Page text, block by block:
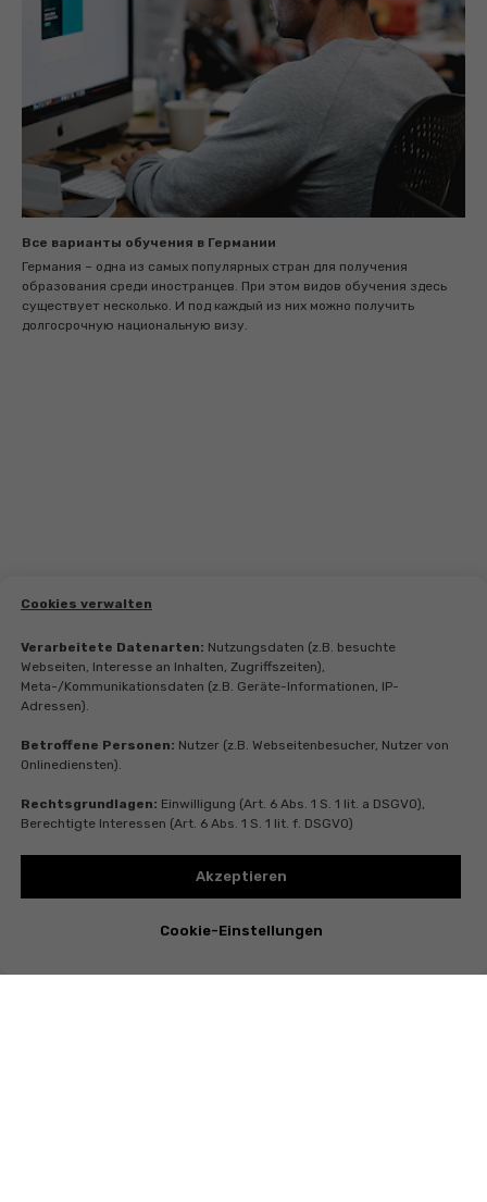
Все варианты обучения в Германии
Германия – одна из самых популярных стран для получения
образования среди иностранцев. При этом видов обучения здесь
существует несколько. И под каждый из них можно получить
долгосрочную национальную визу.
Cookies verwalten
Verarbeitete Datenarten: Nutzungsdaten (z.B. besuchte
Webseiten, Interesse an Inhalten, Zugriffszeiten),
Meta-/Kommunikationsdaten (z.B. Geräte-Informationen, IP-
Adressen).
Betroffene Personen: Nutzer (z.B. Webseitenbesucher, Nutzer von
Onlinediensten).
Rechtsgrundlagen: Einwilligung (Art. 6 Abs. 1 S. 1 lit. a DSGVO),
Berechtigte Interessen (Art. 6 Abs. 1 S. 1 lit. f. DSGVO)
Akzeptieren
Cookie-Einstellungen